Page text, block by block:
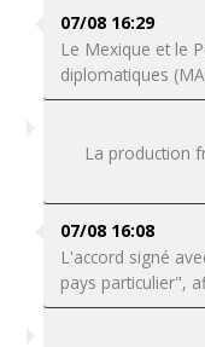
07/08 16:29
Le Mexique et le
diplomatiques
La production
07/08 16:08
L'accord signé
pays particulier",